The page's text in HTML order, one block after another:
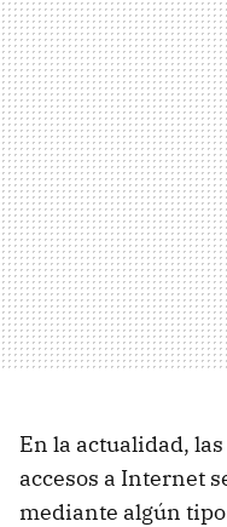
En la actualidad,
accesos a Internet
mediante algún